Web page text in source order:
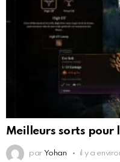
Meilleurs sorts pour
par Yohan il y a